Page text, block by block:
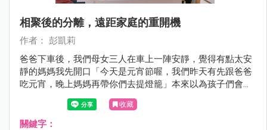
相聚後的分離，遠距家庭的重開機
作者： 彭凱莉
爸爸下車後，我們母女三人在車上一陣安靜，覺得有點太安
靜的媽媽我先開口「今天是元宵節喔，我們昨天有先跟爸爸
吃元宵，晚上媽媽再帶你們去提燈籠」本來以為孩子們會如
往常一言一句討論要去哪？沒想到回覆我的又是一陣安靜～
收藏
關鍵字：